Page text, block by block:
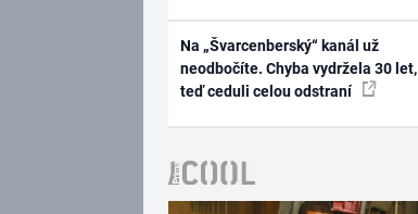
Na „Švarcenberský“ kanál už
neodbočíte. Chyba vydržela 30 let,
teď ceduli celou odstraní